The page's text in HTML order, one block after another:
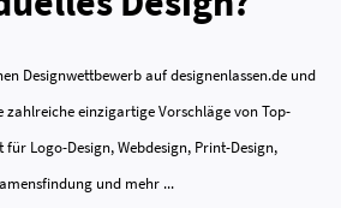
Designwettbewerb auf designenlassen.de und
zahlreiche einzigartige Vorschläge von Top-
für Logo-Design, Webdesign, Print-Design,
und mehr ...